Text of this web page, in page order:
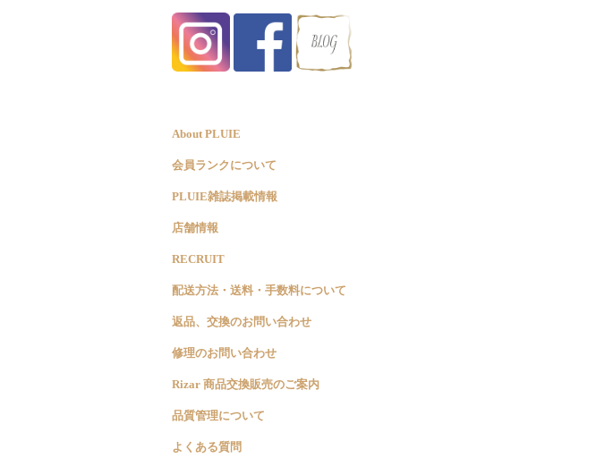
About PLUIE
会員ランクについて
PLUIE雑誌掲載情報
店舗情報
RECRUIT
配送方法・送料・手数料について
返品、交換のお問い合わせ
修理のお問い合わせ
Rizar 商品交換販売のご案内
品質管理について
よくある質問